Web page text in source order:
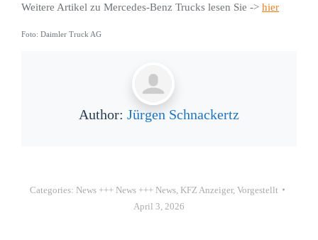
Weitere Artikel zu Mercedes-Benz Trucks lesen Sie -> hier
Foto: Daimler Truck AG
Author: Jürgen Schnackertz
Categories: News +++ News +++ News, KFZ Anzeiger, Vorgestellt
April 3, 2026